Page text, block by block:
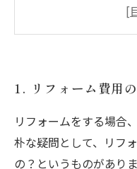
1. リフォーム費用
リフォームをする場合
朴な疑問として、リフ
の？というものがあり